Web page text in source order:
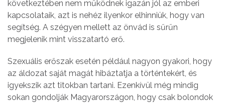
következtében nem működnek igazán jól az emberi
kapcsolataik, azt is nehéz ilyenkor elhinniük, hogy van
segítség. A szégyen mellett az önvád is sűrűn
megjelenik mint visszatartó erő.
Szexuális erőszak esetén például nagyon gyakori, hogy
az áldozat saját magát hibáztatja a történtekért, és
igyekszik azt titokban tartani. Ezenkívül még mindig
sokan gondolják Magyarországon, hogy csak bolondok